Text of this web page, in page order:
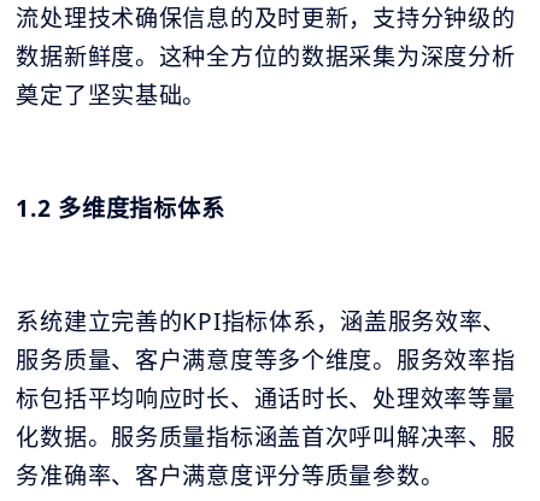
流处理技术确保信息的及时更新，支持分钟级的
数据新鲜度。这种全方位的数据采集为深度分析
奠定了坚实基础。
1.2 多维度指标体系
系统建立完善的KPI指标体系，涵盖服务效率、
服务质量、客户满意度等多个维度。服务效率指
标包括平均响应时长、通话时长、处理效率等量
化数据。服务质量指标涵盖首次呼叫解决率、服
务准确率、客户满意度评分等质量参数。